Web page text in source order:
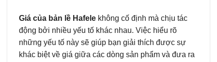
Giá của bản lề Hafele không cố định mà chịu tác
động bởi nhiều yếu tố khác nhau. Việc hiểu rõ
những yếu tố này sẽ giúp bạn giải thích được sự
khác biệt về giá giữa các dòng sản phẩm và đưa ra